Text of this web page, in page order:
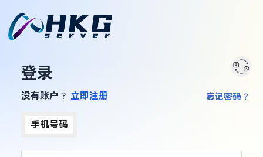
登录
没有账户？ 立即注册
手机号码
忘记密码？